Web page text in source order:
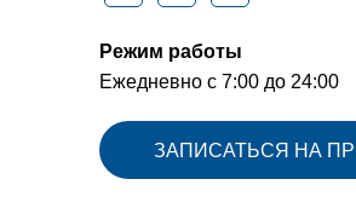
Режим работы
Ежедневно с 7:00 до 24:00
ЗАПИСАТЬСЯ НА